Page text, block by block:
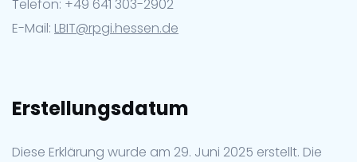
Telefon: +49 641 303-2902
E-Mail: LBIT@rpgi.hessen.de
Erstellungsdatum
Diese Erklärung wurde am 29. Juni 2025 erstellt. Die